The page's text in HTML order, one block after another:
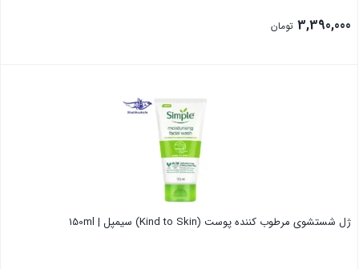
3,390,000 تومان
ژل شستشوی مرطوب کننده پوست (Kind to Skin) سیمپل | 150ml